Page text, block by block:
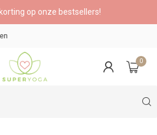
op onze bestsellers!
Veilig betalen
0